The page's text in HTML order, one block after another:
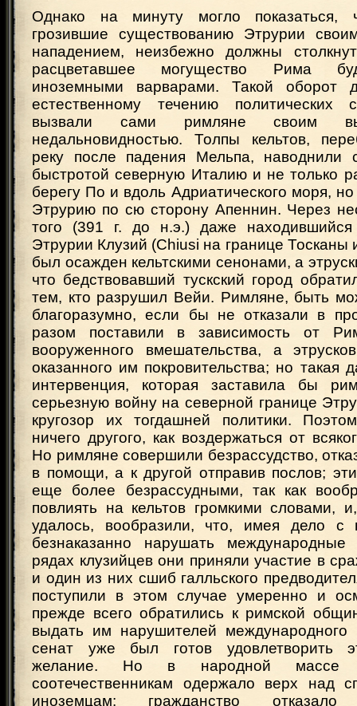
Однако на минуту могло показаться,
грозившие существованию Этрурии
нападением, неизбежно должны
расцветавшее могущество Рима
иноземными варварами. Такой оборот
естественному течению
вызвали сами римляне своим
недальновидностью. Толпы кельтов,
реку после падения Мельпа, наводнили
быстротой северную Италию и не только
берегу По и вдоль Адриатического моря,
Этрурию по сю сторону Апеннин. Через
того (391 г. до н.э.) даже
Этрурии Клузий (Chiusi на границе Тосканы
был осажден кельтскими сенонами, а
что бедствовавший тускский город
тем, кто разрушил Вейи. Римляне, быть
благоразумно, если бы не отказали в
разом поставили в зависимость от
вооруженного вмешательства, а
оказанного им покровительства; но такая
интервенция, которая заставила бы
серьезную войну на северной границе
кругозор их тогдашней политики.
ничего другого, как воздержаться от
Но римляне совершили безрассудство,
в помощи, а к другой отправив послов;
еще более безрассудными, так как
повлиять на кельтов громкими словами,
удалось, вообразили, что, имея дело с
безнаказанно нарушать международные
рядах клузийцев они приняли участие в
и один из них сшиб галльского
поступили в этом случае умеренно и
прежде всего обратились к римской
выдать им нарушителей международного
сенат уже был готов удовлетворить
желание. Но в народной массе
соотечественникам одержало верх над
иноземцам: гражданство